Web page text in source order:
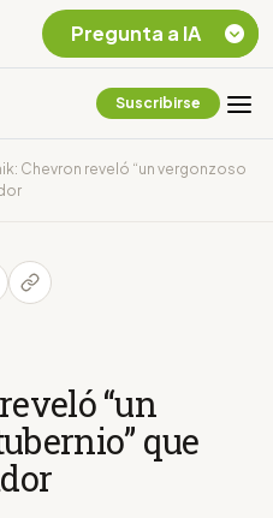
Suscribirse
Chevron reveló “un vergonzoso
“un
que
Pregunta a IA
Chevron Ecuador